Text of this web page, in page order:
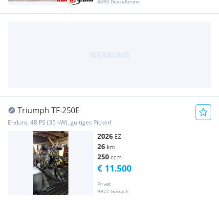
Triumph TF-250E
Enduro, 48 PS (35 kW), gültiges Pickerl
2026 EZ
26 km
250ccm
Privat
9972 Göriach
€ 11.500